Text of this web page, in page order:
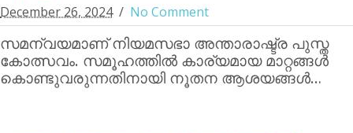
December 26, 2024 No Comment
സമന്വയമാണ് നിയമസഭാ അന്താരാഷ്ട്ര പുസ്ത
കോത്സവം. സമൂഹത്തില്‍ കാര്യമായ മാറ്റങ്ങള്‍
കൊണ്ടുവരുന്നതിനായി നൂതന ആശയങ്ങള്‍…